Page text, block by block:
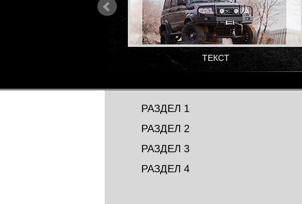
ТЕКСТ
РАЗДЕЛ 1
РАЗДЕЛ 2
РАЗДЕЛ 3
РАЗДЕЛ 4